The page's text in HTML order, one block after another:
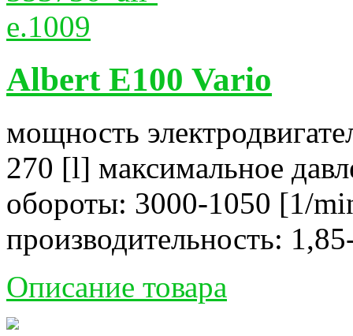
Albert E100 Vario
мощность
270 [l] максимальное
обороты: 3000-1050 [1/
производительность:
Описание товара